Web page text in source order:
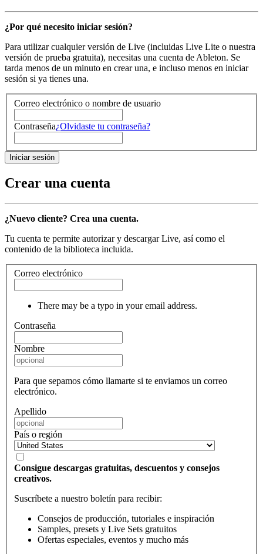
¿Por qué necesito iniciar sesión?
Para utilizar cualquier versión de Live (incluidas Live Lite o nuestra
versión de prueba gratuita), necesitas una cuenta de Ableton. Se
tarda menos de un minuto en crear una, e incluso menos en iniciar
sesión si ya tienes una.
Correo electrónico o nombre de usuario
Contraseña¿Olvidaste tu contraseña?
Crear una cuenta
¿Nuevo cliente? Crea una cuenta.
Tu cuenta te permite autorizar y descargar Live, así como el
contenido de la biblioteca incluida.
Correo electrónico
There may be a typo in your email address.
Contraseña
Nombre
Para que sepamos cómo llamarte si te enviamos un correo
electrónico.
Apellido
País o región
Consigue descargas gratuitas, descuentos y consejos
creativos.
Suscríbete a nuestro boletín para recibir:
Consejos de producción, tutoriales e inspiración
Samples, presets y Live Sets gratuitos
Ofertas especiales, eventos y mucho más